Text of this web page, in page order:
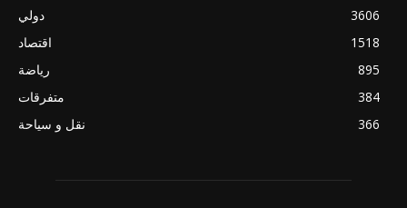
دولي
3606
اقتصاد
1518
رياضة
895
متفرقات
384
نقل و سياحة
366